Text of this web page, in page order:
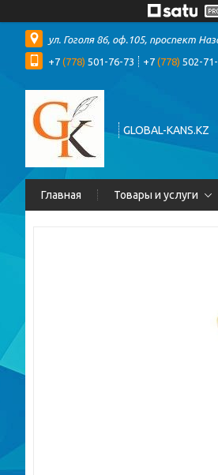
ул. Гоголя 86, оф.105, проспект
+7 (778) 501-76-73 +7 (778) 502-
GLOBAL-KANS.KZ
Главная Товары и услуги